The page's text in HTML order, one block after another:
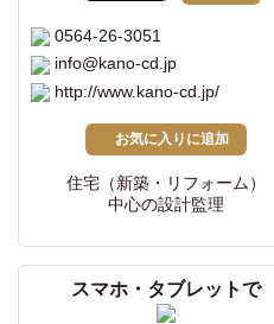
0564-26-3051
info@kano-cd.jp
http://www.kano-cd.jp/
お気に入りに追加
住宅（新築・リフォーム）
中心の設計監理
スマホ・タブレットで